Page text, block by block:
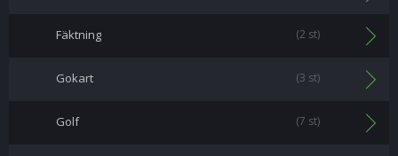
Fäktning (2 st)
Gokart (3 st)
Golf (7 st)